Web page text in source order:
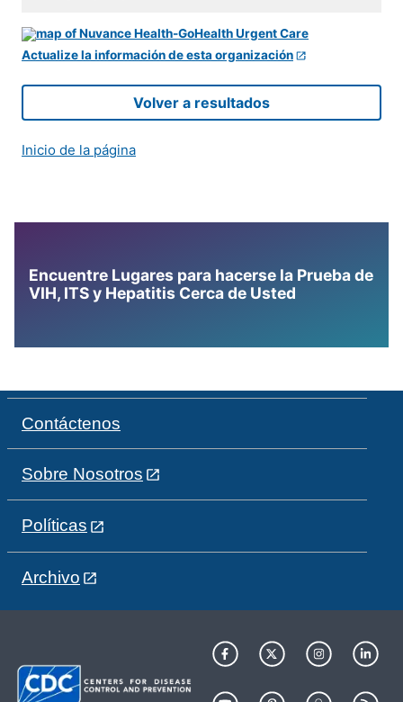
Actualize la información de esta organización
Volver a resultados
Inicio de la página
Encuentre Lugares para hacerse la Prueba de
VIH, ITS y Hepatitis Cerca de Usted
Contáctenos
Sobre Nosotros
Políticas
Archivo